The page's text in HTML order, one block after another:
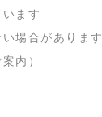
ます
場合があります
内）